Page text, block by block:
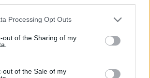
Processing Opt Outs
out of the Sharing of my
out of the Sale of my
και ο πρωτοκλασάτος